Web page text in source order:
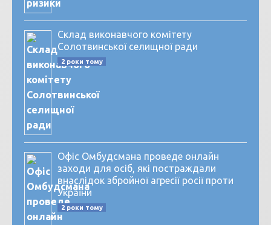
Склад виконавчого комітету
Солотвинської селищної ради
2 роки тому
Офіс Омбудсмана проведе онлайн
заходи для осіб, які постраждали
внаслідок збройної агресії росії проти
України
2 роки тому